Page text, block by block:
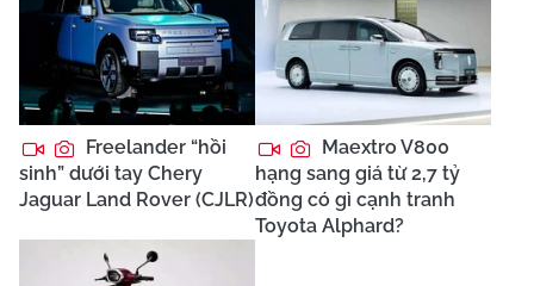
Freelander “hồi
sinh” dưới tay Chery
Jaguar Land Rover (CJLR)
Maextro V800
hạng sang giá từ 2,7 tỷ
đồng có gì cạnh tranh
Toyota Alphard?